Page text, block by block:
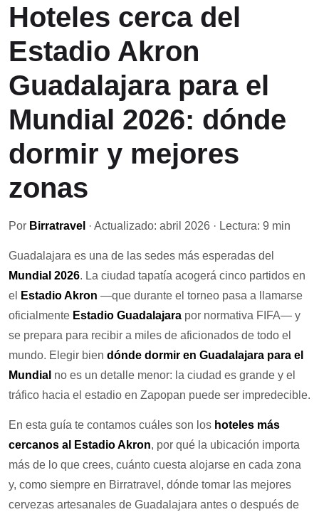
Hoteles cerca del
Estadio Akron
Guadalajara para el
Mundial 2026: dónde
dormir y mejores
zonas
Por Birratravel · Actualizado: abril 2026 · Lectura: 9 min
Guadalajara es una de las sedes más esperadas del
Mundial 2026. La ciudad tapatía acogerá cinco partidos en
el
Estadio Akron —que durante el torneo pasa a llamarse
oficialmente Estadio Guadalajara por normativa FIFA— y
se prepara para recibir a miles de aficionados de todo el
mundo. Elegir bien dónde dormir en Guadalajara para el
Mundial no es un detalle menor: la ciudad es grande y el
tráfico hacia el estadio en Zapopan puede ser impredecible.
En esta guía te contamos cuáles son los hoteles más
cercanos al Estadio Akron, por qué la ubicación importa
más de lo que crees, cuánto cuesta alojarse en cada zona
y, como siempre en Birratravel, dónde tomar las mejores
cervezas artesanales de Guadalajara antes o después de